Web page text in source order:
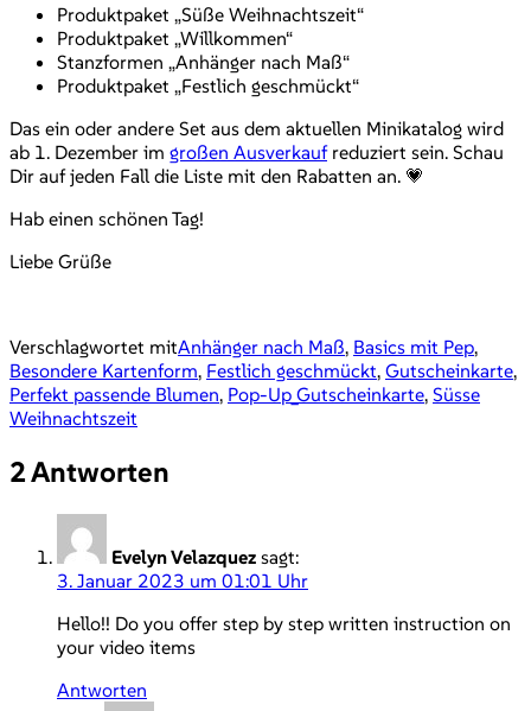
Produktpaket „Süße Weihnachtszeit“
Produktpaket „Willkommen“
Stanzformen „Anhänger nach Maß“
Produktpaket „Festlich geschmückt“
Das ein oder andere Set aus dem aktuellen Minikatalog wird
ab 1. Dezember im großen Ausverkaufreduziert sein. Schau
Dir auf jeden Fall die Liste mit den Rabatten an. 💗
Hab einen schönen Tag!
Liebe Grüße
Verschlagwortet mitAnhänger nach Maß, Basics mit Pep,
Besondere Kartenform, Festlich geschmückt, Gutscheinkarte,
Perfekt passende Blumen, Pop-Up_Gutscheinkarte, Süsse
Weihnachtszeit
2 Antworten
Evelyn Velazquez sagt:
3. Januar 2023 um 01:01 Uhr
Hello!! Do you offer step by step written instruction on
your video items
Antworten